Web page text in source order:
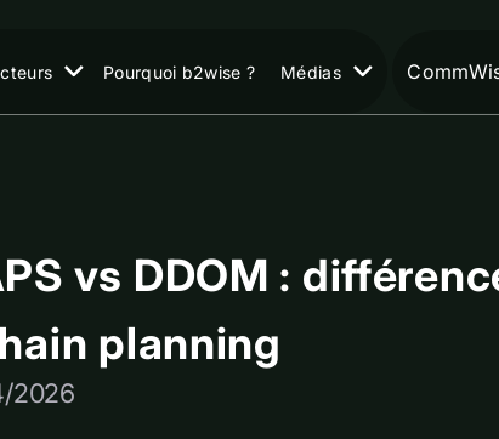
Pourquoi b2wise ? Médias
vs DDOM :
planning
2026